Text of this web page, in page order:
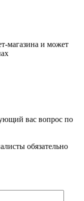
магазина и может
вас вопрос по
обязательно